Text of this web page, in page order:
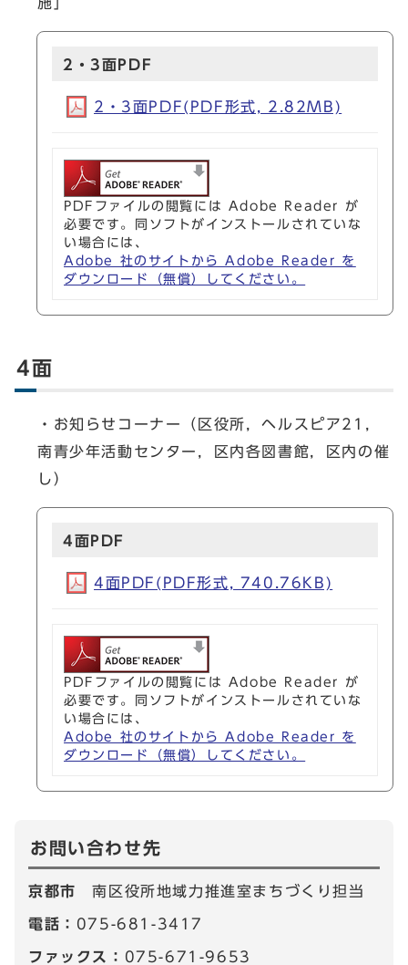
2・3面PDF
2・3面PDF(PDF形式, 2.82MB)
PDFファイルの閲覧には Adobe Reader が
必要です。同ソフトがインストールされていな
い場合には、
Adobe 社のサイトから Adobe Reader を
ダウンロード（無償）してください。
4面
・お知らせコーナー（区役所，ヘルスピア21，
南青少年活動センター，区内各図書館，区内の催
し）
4面PDF
4面PDF(PDF形式, 740.76KB)
PDFファイルの閲覧には Adobe Reader が
必要です。同ソフトがインストールされていな
い場合には、
Adobe 社のサイトから Adobe Reader を
ダウンロード（無償）してください。
お問い合わせ先
京都市南区役所地域力推進室まちづくり担当
電話： 075-681-3417
ファックス： 075-671-9653